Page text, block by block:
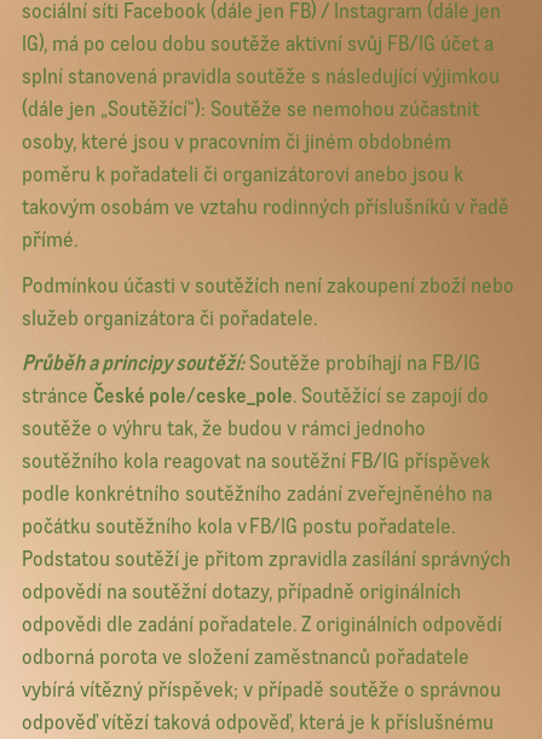
sociální síti Facebook (dále jen FB) / Instagram (dále jen
IG), má po celou dobu soutěže aktivní svůj FB/IG účet a
splní stanovená pravidla soutěže s následující výjimkou
(dále jen „Soutěžící“): Soutěže se nemohou zúčastnit
osoby, které jsou v pracovním či jiném obdobném
poměru k pořadateli či organizátorovi anebo jsou k
takovým osobám ve vztahu rodinných příslušníků v řadě
přímé.
Podmínkou účasti v soutěžích není zakoupení zboží nebo
služeb organizátora či pořadatele.
Průběh a principy soutěží:Soutěže probíhají na FB/IG
stránce České pole/ceske_pole. Soutěžící se zapojí do
soutěže o výhru tak, že budou v rámci jednoho
soutěžního kola reagovat na soutěžní FB/IG příspěvek
podle konkrétního soutěžního zadání zveřejněného na
počátku soutěžního kola v FB/IG postu pořadatele.
Podstatou soutěží je přitom zpravidla zasílání správných
odpovědí na soutěžní dotazy, případně originálních
odpovědi dle zadání pořadatele. Z originálních odpovědí
odborná porota ve složení zaměstnanců pořadatele
vybírá vítězný příspěvek; v případě soutěže o správnou
odpověď vítězí taková odpověď, která je k příslušnému